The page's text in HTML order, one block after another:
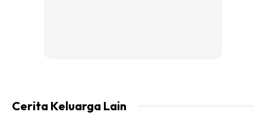
Cerita Keluarga Lain